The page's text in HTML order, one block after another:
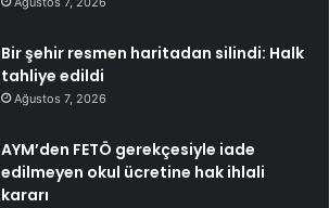
Bir şehir resmen haritadan silindi: Halk
tahliye edildi
Ağustos 7, 2026
AYM’den FETÖ gerekçesiyle iade
edilmeyen okul ücretine hak ihlali
kararı